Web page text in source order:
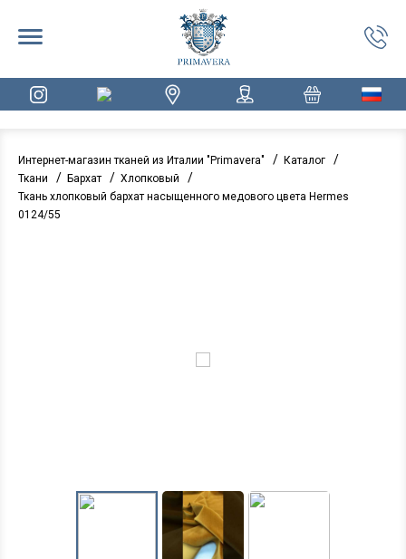
Интернет-магазин тканей из Италии "Primavera" / Каталог /
Ткани / Бархат / Хлопковый /
Ткань хлопковый бархат насыщенного медового цвета Hermes
0124/55